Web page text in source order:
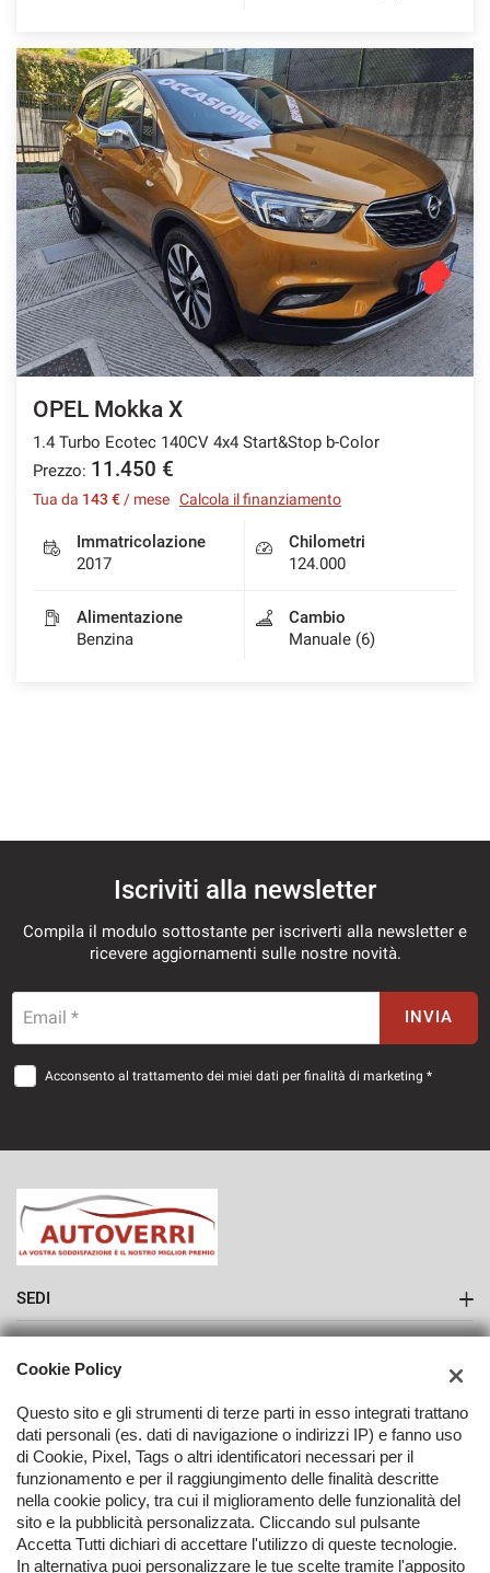
OPEL Mokka X
1.4 Turbo Ecotec 140CV 4x4 Start&Stop b-Color
Prezzo: 11.450 €
Tua da 143 € / mese Calcola il finanziamento
Immatricolazione
2017
Chilometri
124.000
Alimentazione
Benzina
Cambio
Manuale (6)
Iscriviti alla newsletter
Compila il modulo sottostante per iscriverti alla newsletter e
ricevere aggiornamenti sulle nostre novità.
Email * INVIA
Acconsento al trattamento dei miei dati per finalità di marketing *
SEDI
Sede di Como
AZIENDA
TORNA IN CIMA
Copyright © 2026 Autoverri Di Giancarlo Verri - P.IVA 03406080139
Cookie Policy
Questo sito e gli strumenti di terze parti in esso integrati trattano
dati personali (es. dati di navigazione o indirizzi IP) e fanno uso
di Cookie, Pixel, Tags o altri identificatori necessari per il
funzionamento e per il raggiungimento delle finalità descritte
nella cookie policy, tra cui il miglioramento delle funzionalità del
sito e la pubblicità personalizzata. Cliccando sul pulsante
Accetta Tutti dichiari di accettare l'utilizzo di queste tecnologie.
In alternativa puoi personalizzare le tue scelte tramite l'apposito